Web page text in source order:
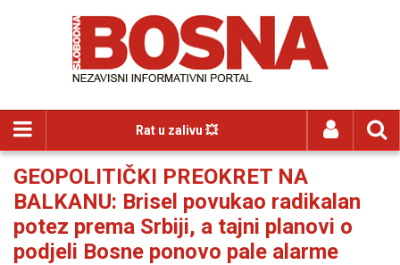
Rat u zalivu 💥
GEOPOLITIČKI PREOKRET NA
BALKANU: Brisel povukao radikalan
potez prema Srbiji, a tajni planovi o
podjeli Bosne ponovo pale alarme